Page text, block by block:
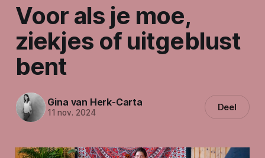
Voor als je moe,
ziekjes of uitgeblust
bent
Gina van Herk-Carta
11 nov. 2024 Deel